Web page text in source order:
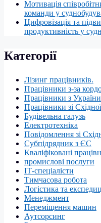
Мотивація
команди у
Цифровізація та
продуктивність у
Категорії
Лізинг працівників.
Працівники з-за
Працівники з України
Працівники зі
Будівельна галузь
Електротехніка
Повідомлення зі
Субпідрядник з ЄС
Кваліфіковані
промислові послуги
ІТ-спеціалісти
Тимчасова робота
Логістика та
Менеджмент
Переміщення машин
Аутсорсинг